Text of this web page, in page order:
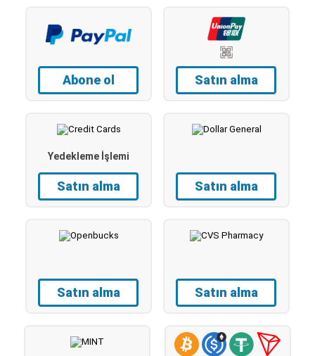
Abone ol Satın alma
Yedekleme İşlemi
Satın alma Satın alma
Satın alma Satın alma